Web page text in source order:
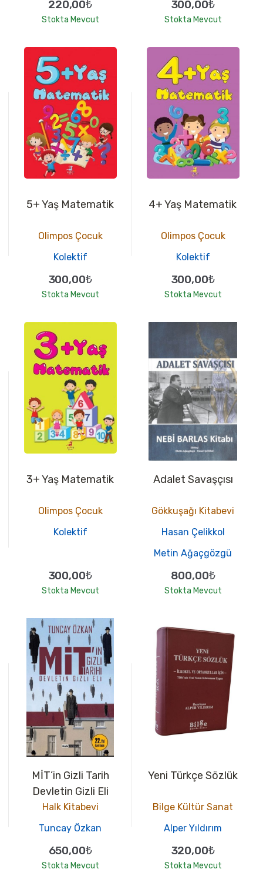
220,00₺
Stokta Mevcut
300,00₺
Stokta Mevcut
5+ Yaş Matematik
Olimpos Çocuk
Kolektif
300,00₺
Stokta Mevcut
4+ Yaş Matematik
Olimpos Çocuk
Kolektif
300,00₺
Stokta Mevcut
3+ Yaş Matematik
Olimpos Çocuk
Kolektif
300,00₺
Stokta Mevcut
Adalet Savaşçısı
Gökkuşağı Kitabevi
Hasan Çelikkol
Metin Ağaçgözgü
800,00₺
Stokta Mevcut
MİT’in Gizli Tarih
Devletin Gizli Eli
Halk Kitabevi
Tuncay Özkan
650,00₺
Stokta Mevcut
Yeni Türkçe Sözlük
Bilge Kültür Sanat
Alper Yıldırım
320,00₺
Stokta Mevcut